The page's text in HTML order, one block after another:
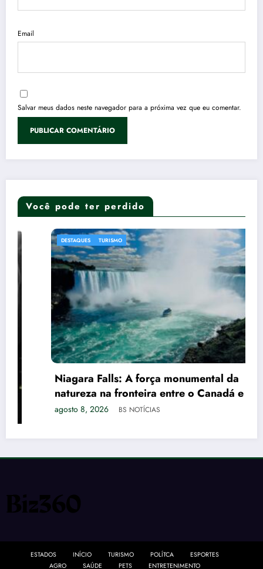
Email
Salvar meus dados neste navegador para a próxima vez que eu comentar.
Você pode ter perdido
DESTAQUES TURISMO
Niagara Falls: A força monumental da
natureza na fronteira entre o Canadá e os
agosto 8, 2026 BS NOTÍCIAS
ESTADOS INÍCIO TURISMO POLÍTCA
ESPORTES
AGRO
SAÚDE PETS ENTRETENIMENTO